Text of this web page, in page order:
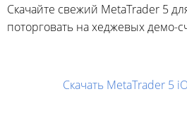
Скачайте свежий MetaTrader 5
поторговать на хеджевых демо-
Скачать MetaTrader 5